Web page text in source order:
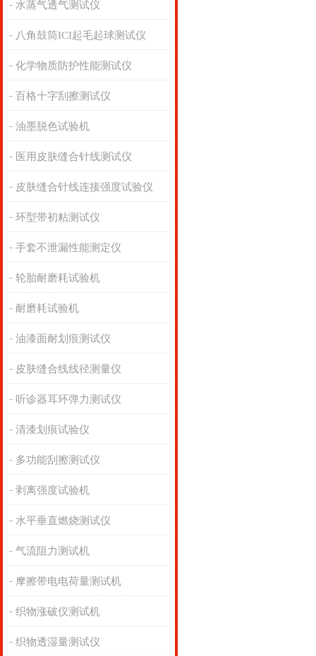
水蒸气透气测试仪
八角鼓筒ICI起毛起球测试仪
化学物质防护性能测试仪
百格十字刮擦测试仪
油墨脱色试验机
医用皮肤缝合针线测试仪
皮肤缝合针线连接强度试验仪
环型带初粘测试仪
手套不泄漏性能测定仪
轮胎耐磨耗试验机
耐磨耗试验机
油漆面耐划痕测试仪
皮肤缝合线线径测量仪
听诊器耳环弹力测试仪
清漆划痕试验仪
多功能刮擦测试仪
剥离强度试验机
水平垂直燃烧测试仪
气流阻力测试机
摩擦带电电荷量测试机
织物涨破仪测试机
织物透湿量测试仪